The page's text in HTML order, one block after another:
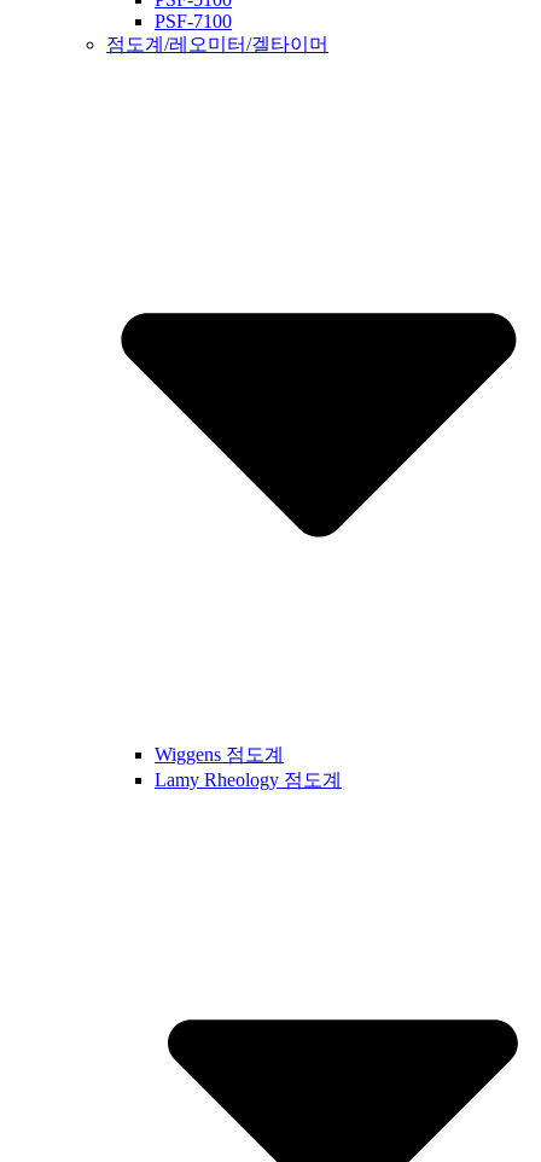
PSF-7100
점도계/레오미터/겔타이머
Wiggens 점도계
Lamy Rheology 점도계